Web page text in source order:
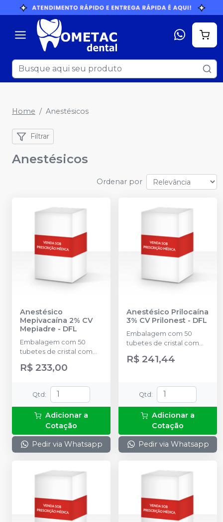
Home Anestésicos
Filtrar
Anestésicos
Ordenar por
Anestésico
Mepivacaína 2% CV
Mepiadre - DFL
Embalagem com 50
tubetes de cristal com
1,8ml cada. Cloridrato de
Mepivacaína com
R$ 233,00
Qtd :
Adicionar a
Cotação
Pedir via Whatsapp
Anestésico Prilocaína
3% CV Prilonest - DFL
Embalagem com 50
tubetes de cristal com
1,8ml cada. Cloridrato de
Prilocaína com
R$ 241,44
Qtd :
Adicionar a
Cotação
Pedir via Whatsapp